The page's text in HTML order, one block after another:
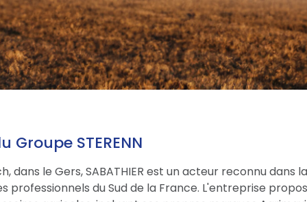
Groupe STERENN
dans le Gers, SABATHIER est un acteur reconnu dans
professionnels du Sud de la France. L'entreprise